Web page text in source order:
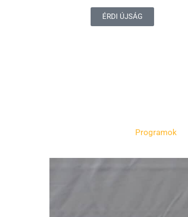
ÉRDI ÚJSÁG
Programok